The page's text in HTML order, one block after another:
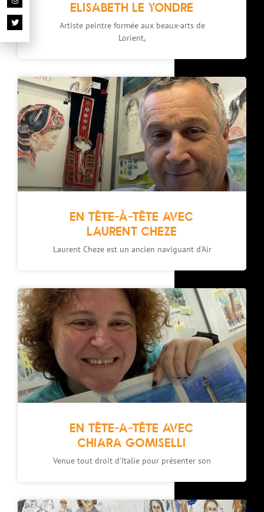
ELISABETH LE YONDRE
Artiste peintre formée aux beaux-arts de
Lorient,
EN TÊTE-À-TÊTE AVEC
LAURENT CHEZE
Laurent Cheze est un ancien naviguant d’Air
EN TÊTE-A-TÊTE AVEC
CHIARA GOMISELLI
Venue tout droit d’Italie pour présenter son